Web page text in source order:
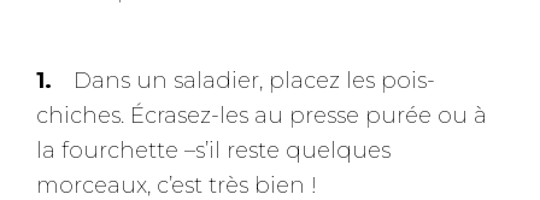
Dans un saladier, placez les pois-
chiches. Écrasez-les au presse purée ou à
la fourchette –s’il reste quelques
morceaux, c’est très bien !